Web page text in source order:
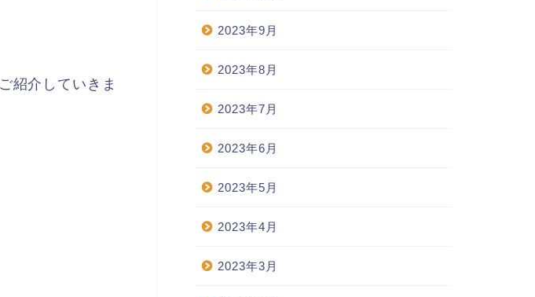
紹介していきま
2023年9月
2023年8月
2023年7月
2023年6月
2023年5月
2023年4月
2023年3月